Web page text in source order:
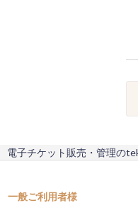
電子チケット販売・管理の
一般ご利用者様